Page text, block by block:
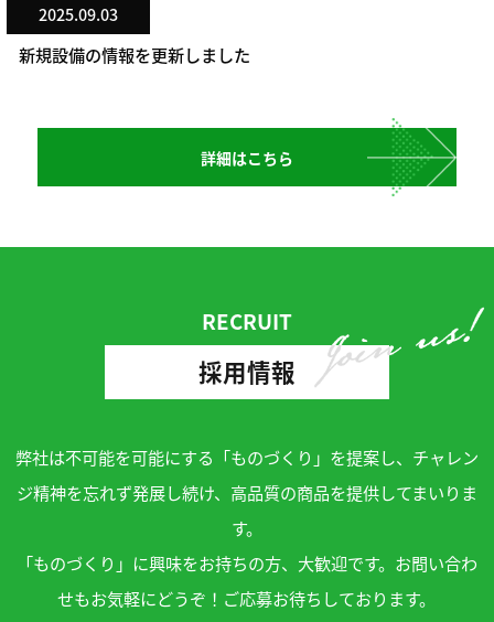
2025.09.03
新規設備の情報を更新しました
詳細はこちら
RECRUIT
採用情報
弊社は不可能を可能にする「ものづくり」を提案し、チャレン
ジ精神を忘れず発展し続け、高品質の商品を提供してまいりま
す。
「ものづくり」に興味をお持ちの方、大歓迎です。お問い合わ
せもお気軽にどうぞ！ご応募お待ちしております。